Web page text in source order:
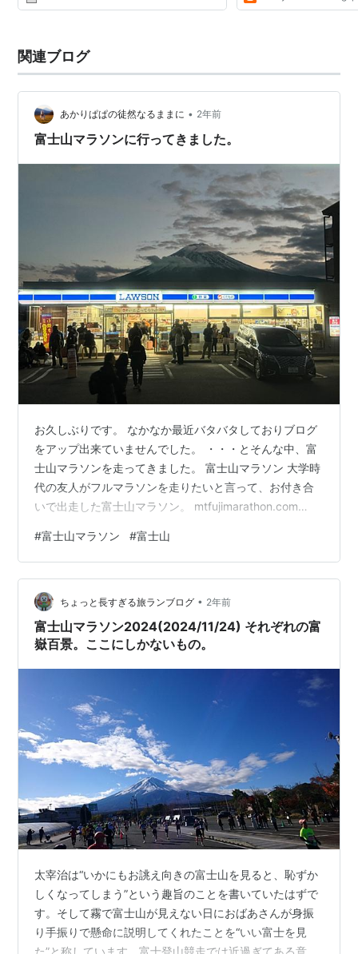
発しての参加が可能となるような配慮を行った。
関連ブログ
あかりぱぱの徒然なるままに • 2年前
富士山マラソンに行ってきました。
お久しぶりです。 なかなか最近バタバタしておりブログ
をアップ出来ていませんでした。 ・・・とそんな中、富
士山マラソンを走ってきました。 富士山マラソン 大学時
代の友人がフルマラソンを走りたいと言って、お付き合
いで出走した富士山マラソン。 mtfujimarathon.com
マンで、特別記録を狙うつもりは無いもののフルマラソ
ンをエンジョイしながら完走できるところまで走力をつ
けるつもりでした（登山の為のトレーニングにもなるか
な〜とも思っていました）。 しかし、今年は色々あって
結局直近1ヶ月の走行距離が37kmという超練習不足（フ
ルマラソン完走には…
#富士山マラソン #富士山
ちょっと長すぎる旅ランブログ • 2年前
富士山マラソン2024(2024/11/24) それぞれの富
嶽百景。ここにしかないもの。
太宰治は“いかにもお誂え向きの富士山を見ると、恥ずか
しくなってしまう”という趣旨のことを書いていたはずで
す。そして霧で富士山が見えない日におばあさんが身振
り手振りで懸命に説明してくれたことを“いい富士を見